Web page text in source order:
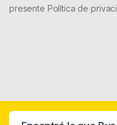
presente Política de